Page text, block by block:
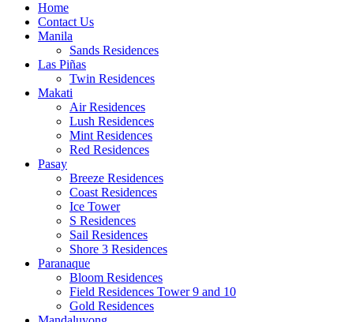
Home
Contact Us
Manila
Sands Residences
Las Piñas
Twin Residences
Makati
Air Residences
Lush Residences
Mint Residences
Red Residences
Pasay
Breeze Residences
Coast Residences
Ice Tower
S Residences
Sail Residences
Shore 3 Residences
Paranaque
Bloom Residences
Field Residences Tower 9 and 10
Gold Residences